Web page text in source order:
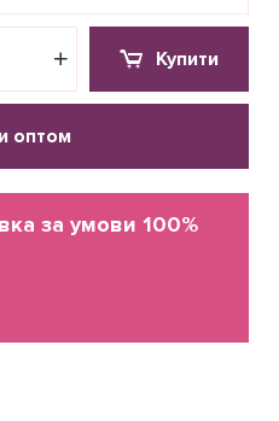
Купити
оптом
за умови 100%